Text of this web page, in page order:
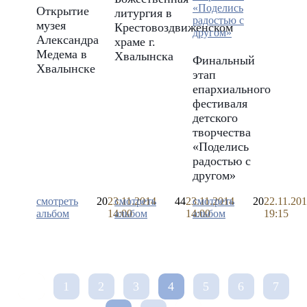
Открытие
музея
Александра
Медема в
Хвалынске
смотреть
альбом
2023.11.2014
14:00
литургия в
Крестовоздвиженском
храме г.
Хвалынска
смотреть
альбом
4423.11.2014
14:00
Финальный
этап
епархиального
фестиваля
детского
творчества
«Поделись
радостью с
другом»
смотреть
альбом
20
19:15
1 2 3 4 5 6
7